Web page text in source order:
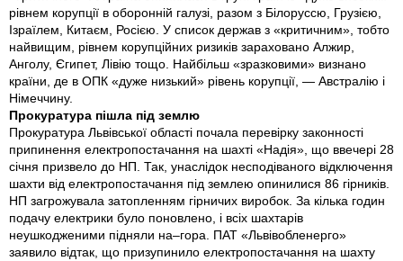
рівнем корупції в оборонній галузі, разом з Білоруссю, Грузією,
Ізраїлем, Китаєм, Росією. У список держав з «критичним», тобто
найвищим, рівнем корупційних ризиків зараховано Алжир,
Анголу, Єгипет, Лівію тощо. Найбільш «зразковими» визнано
країни, де в ОПК «дуже низький» рівень корупції, — Австралію і
Німеччину.
Прокуратура пішла під землю
Прокуратура Львівської області почала перевірку законності
припинення електропостачання на шахті «Надія», що ввечері 28
січня призвело до НП. Так, унаслідок несподіваного відключення
шахти від електропостачання під землею опинилися 86 гірників.
НП загрожувала затопленням гірничих виробок. За кілька годин
подачу електрики було поновлено, і всіх шахтарів
неушкодженими підняли на–гора. ПАТ «Львівобленерго»
заявило відтак, що призупинило електропостачання на шахту